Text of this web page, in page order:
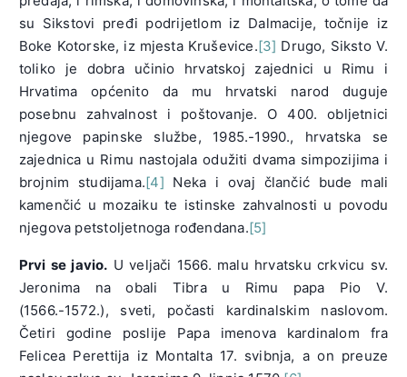
su Sikstovi pređi podrijetlom iz Dalmacije, točnije iz
Boke Kotorske, iz mjesta Kruševice.[3] Drugo, Siksto V.
toliko je dobra učinio hrvatskoj zajednici u Rimu i
Hrvatima općenito da mu hrvatski narod duguje
posebnu zahvalnost i poštovanje. O 400. obljetnici
njegove papinske službe, 1985.-1990., hrvatska se
zajednica u Rimu nastojala odužiti dvama simpozijima i
brojnim studijama.[4] Neka i ovaj člančić bude mali
kamenčić u mozaiku te istinske zahvalnosti u povodu
njegova petstoljetnoga rođendana.[5]
Prvi se javio. U veljači 1566. malu hrvatsku crkvicu sv.
Jeronima na obali Tibra u Rimu papa Pio V.
(1566.-1572.), sveti, počasti kardinalskim naslovom.
Četiri godine poslije Papa imenova kardinalom fra
Felicea Perettija iz Montalta 17. svibnja, a on preuze